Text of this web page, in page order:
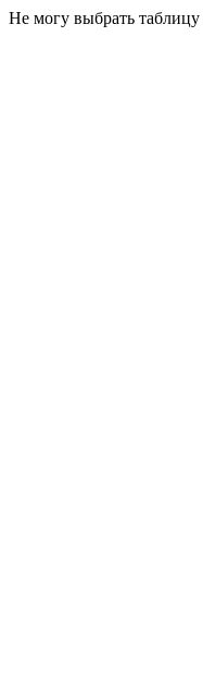
Не могу выбрать таблицу